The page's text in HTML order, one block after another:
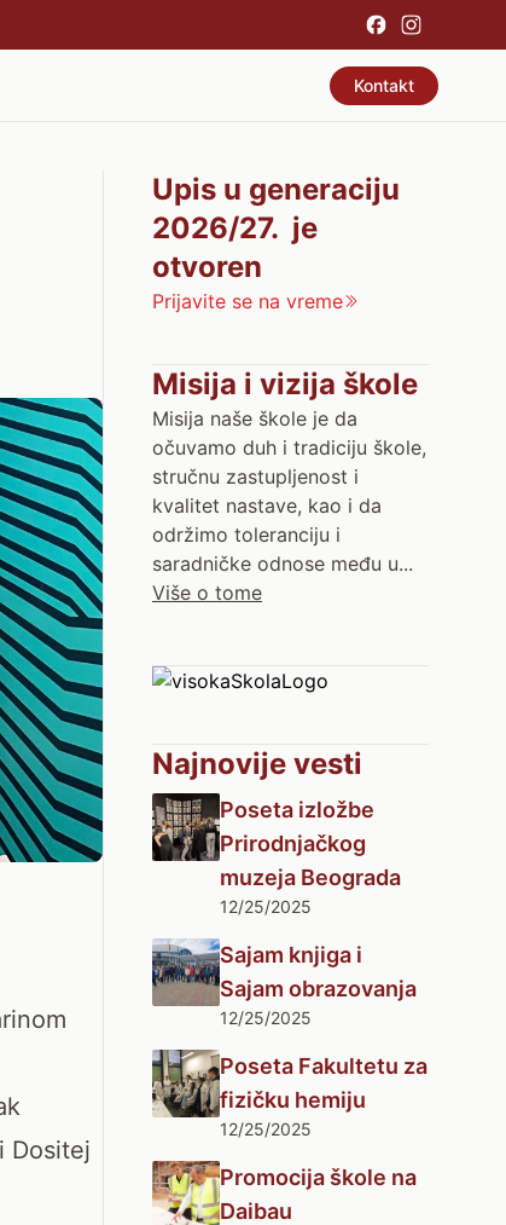
Kontakt
Dositej
Upis u generaciju
2026/27. je
otvoren
Prijavite se na vreme
Misija i vizija škole
Misija naše škole je da
očuvamo duh i tradiciju škole,
stručnu zastupljenost i
kvalitet nastave, kao i da
održimo toleranciju i
saradničke odnose među u...
Više o tome
Najnovije vesti
Poseta izložbe
Prirodnjačkog
muzeja Beograda
12/25/2025
Sajam knjiga i
Sajam obrazovanja
12/25/2025
Poseta Fakultetu za
fizičku hemiju
12/25/2025
Promocija škole na
Daibau